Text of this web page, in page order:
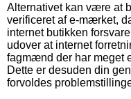
Alternativet kan være at
verificeret af e-mærket,
internet butikken
udover at internet
fagmænd der har meget
Dette er desuden din
forvoldes